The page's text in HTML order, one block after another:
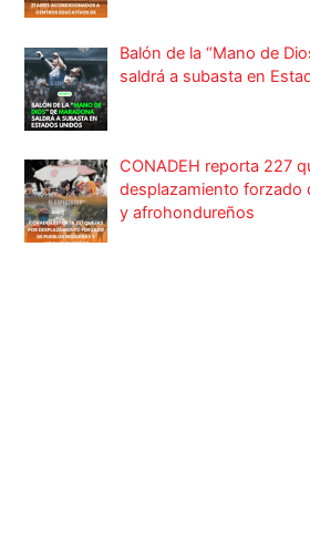
Balón de la “Mano de
saldrá a subasta en
CONADEH reporta 227
desplazamiento forzado
y afrohondureños